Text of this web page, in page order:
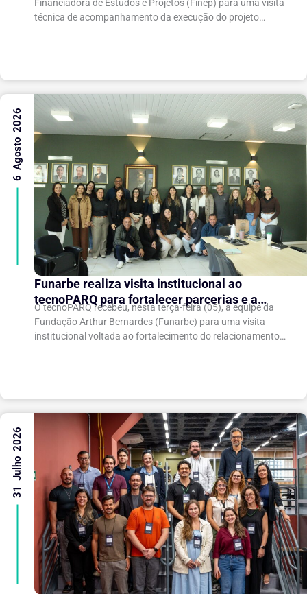
Financiadora de Estudos e Projetos (Finep) para uma visita
técnica de acompanhamento da execução do projeto
Funarbe realiza visita institucional ao
tecnoPARQ para fortalecer parcerias e a
gestão da inovação
O tecnoPARQ recebeu, nesta terça-feira (05), a equipe da
Fundação Arthur Bernardes (Funarbe) para uma visita
institucional voltada ao fortalecimento do relacionamento
6 Agosto 2026
31 Julho 2026